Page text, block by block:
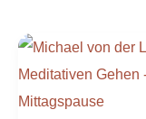
Meditatives
Gehen